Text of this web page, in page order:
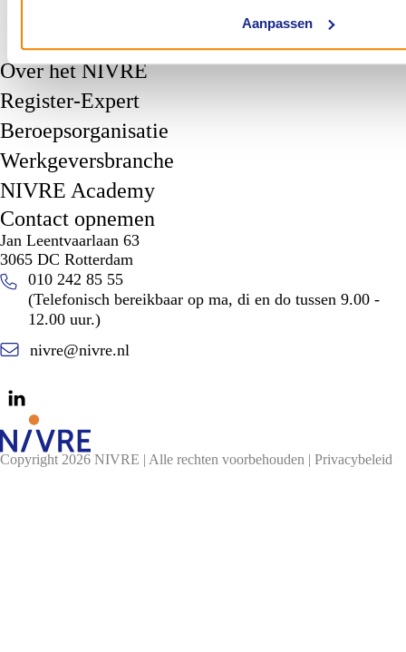
Aanpassen
Over het NIVRE
Register-Expert
Beroepsorganisatie
Werkgeversbranche
NIVRE Academy
Contact opnemen
Jan Leentvaarlaan 63
3065 DC Rotterdam
010 242 85 55
(Telefonisch bereikbaar op ma, di en do tussen 9.00 -
12.00 uur.)
nivre@nivre.nl
Copyright 2026 NIVRE | Alle rechten voorbehouden | Privacybeleid